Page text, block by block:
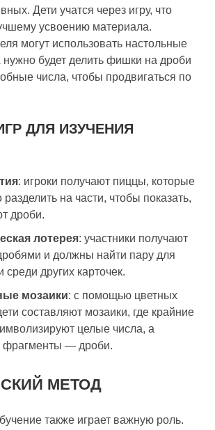
Дети учатся через игру, что
усвоению материала.
могут использовать настольные
нужно будет делить фишки на дроби
числа, чтобы продвигаться по
ДЛЯ ИЗУЧЕНИЯ
: игроки получают пиццы, которые
на части, чтобы показать,
дроби.
лотерея: участники получают
и должны найти пару для
среди других карточек.
мозаики: с помощью цветных
составляют мозаики, где крайние
целые числа, а
фрагменты — дроби.
МЕТОД
также играет важную роль.